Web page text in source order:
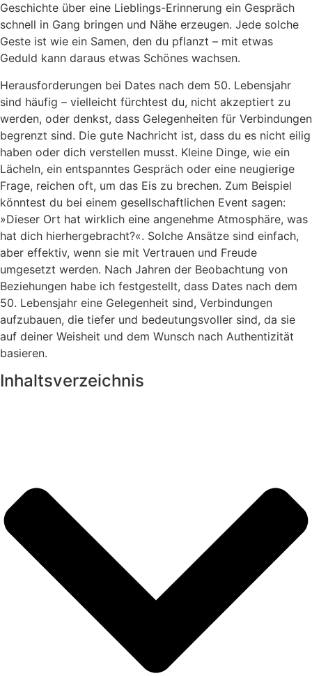
Geschichte über eine Lieblings-Erinnerung ein Gespräch
schnell in Gang bringen und Nähe erzeugen. Jede solche
Geste ist wie ein Samen, den du pflanzt – mit etwas
Geduld kann daraus etwas Schönes wachsen.
Herausforderungen bei Dates nach dem 50. Lebensjahr
sind häufig – vielleicht fürchtest du, nicht akzeptiert zu
werden, oder denkst, dass Gelegenheiten für Verbindungen
begrenzt sind. Die gute Nachricht ist, dass du es nicht eilig
haben oder dich verstellen musst. Kleine Dinge, wie ein
Lächeln, ein entspanntes Gespräch oder eine neugierige
Frage, reichen oft, um das Eis zu brechen. Zum Beispiel
könntest du bei einem gesellschaftlichen Event sagen:
»Dieser Ort hat wirklich eine angenehme Atmosphäre, was
hat dich hierhergebracht?«. Solche Ansätze sind einfach,
aber effektiv, wenn sie mit Vertrauen und Freude
umgesetzt werden. Nach Jahren der Beobachtung von
Beziehungen habe ich festgestellt, dass Dates nach dem
50. Lebensjahr eine Gelegenheit sind, Verbindungen
aufzubauen, die tiefer und bedeutungsvoller sind, da sie
auf deiner Weisheit und dem Wunsch nach Authentizität
basieren.
Inhaltsverzeichnis